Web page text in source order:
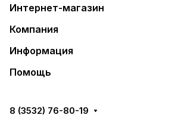
Интернет-магазин
Компания
Информация
Помощь
8 (3532) 76-80-19